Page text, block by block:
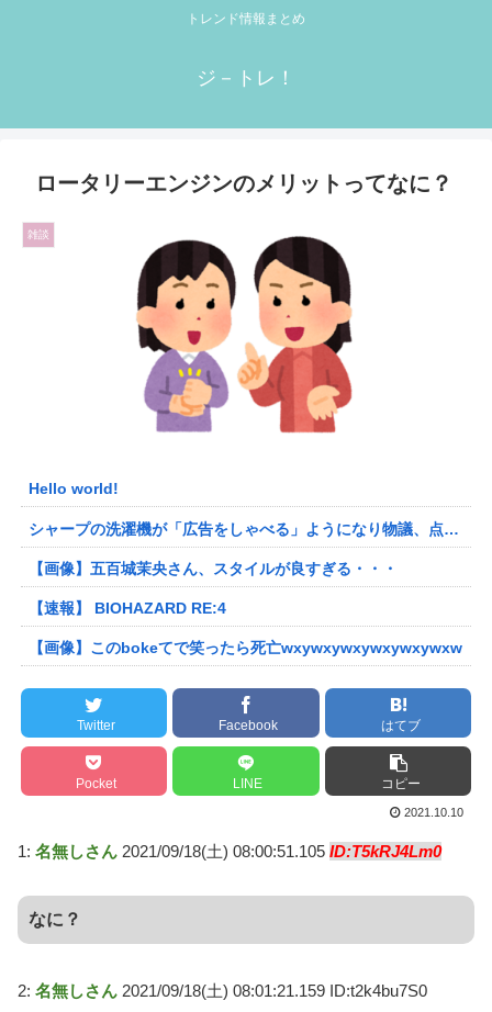
トレンド情報まとめ
ジ－トレ！
ロータリーエンジンのメリットってなに？
雑談
Hello world!
シャープの洗濯機が「広告をしゃべる」ようになり物議、点滅するボタンを押すと洗剤のキャンペーン音声 「SFの世界だ」 [朝一から閉店までφ★]
【画像】五百城茉央さん、スタイルが良すぎる・・・
【速報】 BIOHAZARD RE:4
【画像】このbokeてで笑ったら死亡wxywxywxywxywxywxw
Twitter Facebook はてブ
Pocket LINE コピー
2021.10.10
1: 名無しさん 2021/09/18(土) 08:00:51.105 ID:T5kRJ4Lm0
なに？
2: 名無しさん 2021/09/18(土) 08:01:21.159 ID:t2k4bu7S0